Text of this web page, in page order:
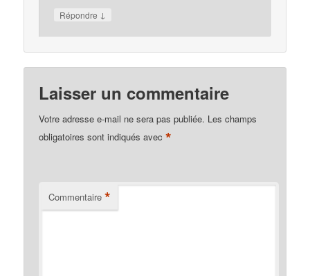
Répondre ↓
Laisser un commentaire
Votre adresse e-mail ne sera pas publiée. Les champs
obligatoires sont indiqués avec*
Commentaire *